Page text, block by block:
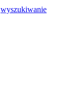
wyszukiwanie